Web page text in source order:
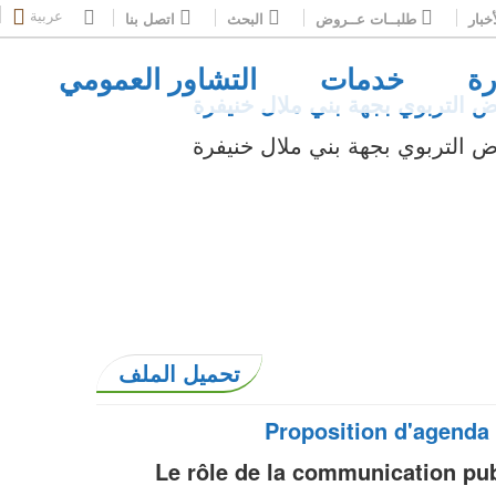
طلبــات عــروض البحث اتصل بنا عربية
خدمات التشاور العمومي
التربوي بجهة بني ملال خنيفرة
التربوي بجهة بني ملال خنيفرة
تحميل الملف
Proposition
Le rôle de la communication